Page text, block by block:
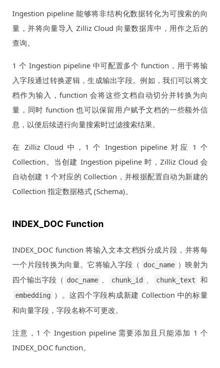
Ingestion pipeline 能够将非结构化数据转化为可搜索的向
量，并将向量导入 Zilliz Cloud 向量数据库中，用作之后的
查询。
1 个 Ingestion pipeline 中可配置多个 function，用于将输
入字段通过转换逻辑，生成输出字段。例如，我们可以将文
档作为输入，function 会将这些文档自动切分并转换为向
量，同时 function 也可以保留用户赋予文档的一些额外信
息，以便后续进行向量搜索时过滤搜索结果。
在 Zilliz Cloud 中，1 个 Ingestion pipeline 对应 1 个
Collection。当创建 Ingestion pipeline 时，Zilliz Cloud 会
自动创建 1 个对应的 Collection，并根据配置自动为新建的
Collection 指定数据格式 (Schema)。
INDEX_DOC Function
INDEX_DOC function 将输入文本文档拆分成片段，并将每
一个片段转换为向量。它将输入字段（
doc_name ）映射为
四个输出字段（ doc_name 、 chunk_id 、 chunk_text 和
embedding ）。这四个字段构成新建 Collection 中的标量
和向量字段，字段名称不可更改。
注意，1 个 Ingestion pipeline 需要添加且只能添加 1 个
INDEX_DOC function。